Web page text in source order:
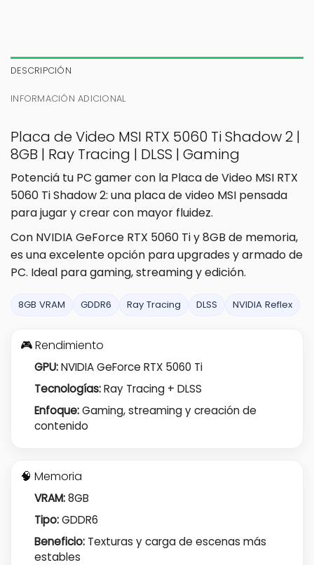
DESCRIPCIÓN
INFORMACIÓN ADICIONAL
Placa de Video MSI RTX 5060 Ti Shadow 2 |
8GB | Ray Tracing | DLSS | Gaming
Potenciá tu PC gamer con la Placa de Video MSI RTX
5060 Ti Shadow 2: una placa de video MSI pensada
para jugar y crear con mayor fluidez.
Con NVIDIA GeForce RTX 5060 Ti y 8GB de memoria,
es una excelente opción para upgrades y armado de
PC. Ideal para gaming, streaming y edición.
8GB VRAM GDDR6 Ray Tracing DLSS NVIDIA Reflex
🎮 Rendimiento
GPU:NVIDIA GeForce RTX 5060 Ti
Tecnologías:Ray Tracing + DLSS
Enfoque:Gaming, streaming y creación de
contenido
🧠 Memoria
VRAM:8GB
Tipo:GDDR6
Beneficio:Texturas y carga de escenas más
estables